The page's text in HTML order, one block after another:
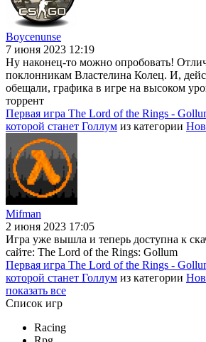
Boycenunse
7 июня 2023 12:19
Ну наконец-то можно опробовать!
поклонникам Властелина Колец. И,
обещали, графика в игре на высоком
торрент
Первая игра The Lord of the Rings -
которой станет Голлум из категории
Mifman
2 июня 2023 17:05
Игра уже вышла и теперь доступна к
сайте: The Lord of the Rings: Gollum
Первая игра The Lord of the Rings -
которой станет Голлум из категории
показать все
Список игр
Racing